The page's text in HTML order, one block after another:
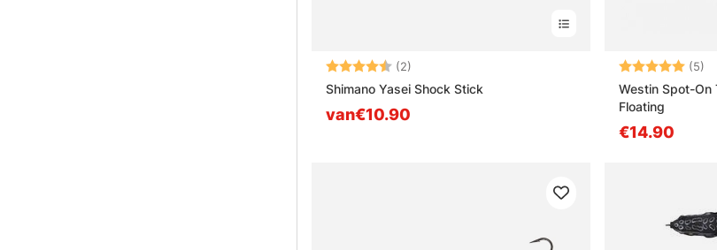
Beoordeling:(2)
Shimano Yasei Shock Stick
van€10.90
Beoordeling:(5)
Westin Spot-On
Floating
€14.90